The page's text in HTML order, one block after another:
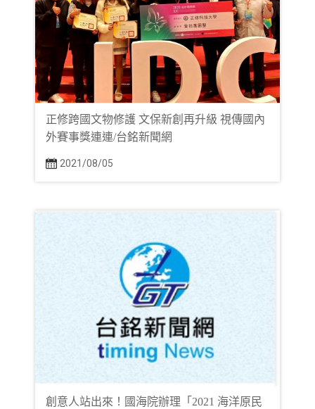
正修跨國文物修護 文保新創再升級 視傳國內
外賽事獎連連/台銘新聞網
2021/08/05
創意人站出來！國海院辦理「2021 海洋原民